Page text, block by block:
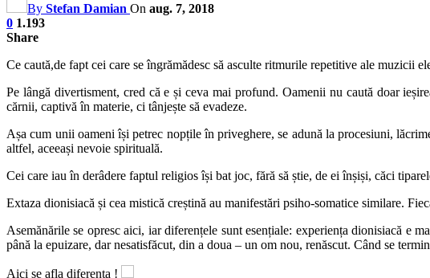
By Stefan Damian On aug. 7, 2018
0 1.193
Share
Ce caută,de fapt cei care se îngrămădesc să asculte ritmurile repetitive ale muzicii
Pe lângă divertisment, cred că e și ceva mai profund. Oamenii nu caută doar
cărnii, captivă în materie, ci tânjește să evadeze.
Așa cum unii oameni își petrec nopțile în priveghere, se adună la procesiuni,
altfel, aceeași nevoie spirituală.
Cei care iau în derâdere faptul religios își bat joc, fără să știe, de ei înșiși, căci
Extaza dionisiacă și cea mistică creștină au manifestări psiho-somatice similare.
Asemănările se opresc aici, iar diferențele sunt esențiale: experiența dionisiacă e
până la epuizare, dar nesatisfăcut, din a doua – un om nou, renăscut. Când se
Aici se afla diferența !